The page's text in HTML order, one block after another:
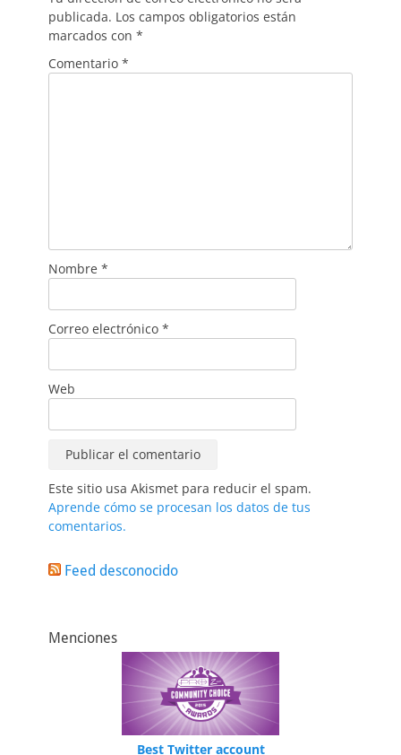
publicada. Los campos obligatorios están
marcados con *
Comentario *
Nombre *
Correo electrónico *
Web
Este sitio usa Akismet para reducir el spam.
Aprende cómo se procesan los datos de tus
comentarios.
Feed desconocido
Menciones
Best Twitter account